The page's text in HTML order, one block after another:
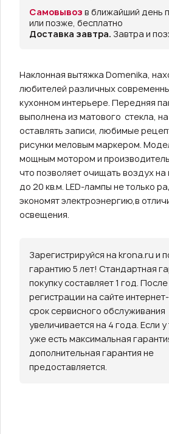
Самовывоз в ближайший день
или позже, бесплатно
Доставка завтра. Завтра и
Наклонная вытяжка Domenika,
любителей различных
кухонном интерьере. Передняя
выполнена из матового стекла,
оставлять записи, любимые
рисунки меловым маркером.
мощным мотором и
что позволяет очищать воздух
до 20 кв.м. LED-лампы не только
экономят электроэнергию,в
освещения.
Зарегистрируйся на krona.ru и
гарантию 5 лет! Стандартная
покупку составляет 1 год. После
регистрации на сайте
срок сервисного обслуживания
увеличивается на 4 года. Если у
уже есть максимальная
дополнительная гарантия не
предоставляется.